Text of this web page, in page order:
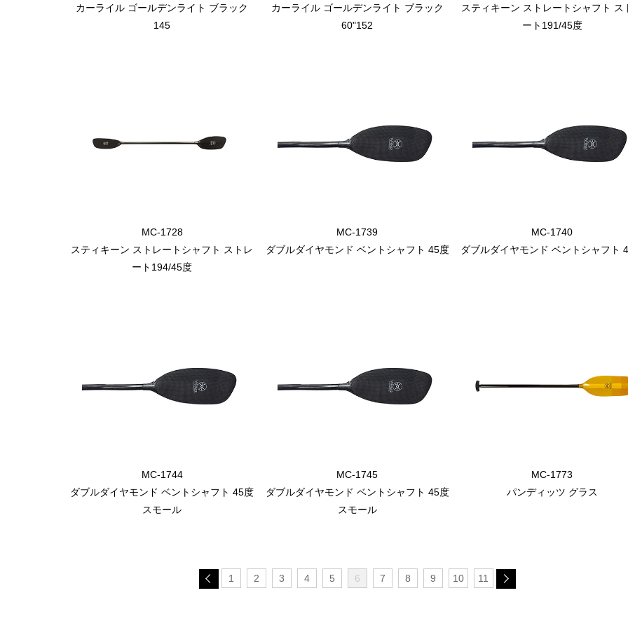
カーライル ゴールデンライト ブラック
145
カーライル ゴールデンライト ブラック
60"152
スティキーン ストレートシャフト ス
ート191/45度
MC-1728
スティキーン ストレートシャフト ストレ
ート194/45度
MC-1739
ダブルダイヤモンド ベントシャフト 45度
MC-1740
ダブルダイヤモンド ベントシャフト
MC-1744
ダブルダイヤモンド ベントシャフト 45度
スモール
MC-1745
ダブルダイヤモンド ベントシャフト 45度
スモール
MC-1773
パンディッツ グラス
1 2 3 4 5 6 7 8 9 10 11